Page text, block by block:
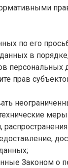
по его
в
прав
Законом о